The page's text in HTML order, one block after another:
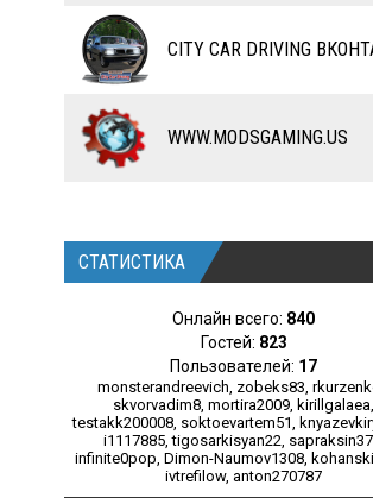
ЧИТЫ
ПРОГРАММЫ
РАЗНОЕ
CITY CAR DRIVING
WWW.MODSGAMING.US
СТАТИСТИКА
Онлайн всего: 840
Гостей: 823
Пользователей: 17
monsterandreevich, zobeks83,
skvorvadim8,mortira2009, kirillgalaea,
testakk200008, soktoevartem51,
i1117885,tigosarkisyan22,
infinite0pop,Dimon-Naumov1308,
ivtrefilow,anton270787